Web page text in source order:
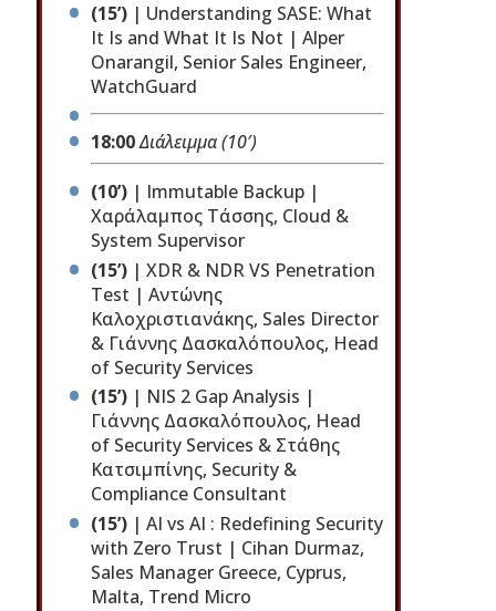
(15’)| Understanding SASE: What
It Is and What It Is Not | Alper
Onarangil, Senior Sales Engineer,
WatchGuard
18:00Διάλειμμα (10′)
(10’)| Immutable Backup |
Χαράλαμπος Τάσσης, Cloud &
System Supervisor
(15’)| XDR & NDR VS Penetration
Test | Αντώνης
Καλοχριστιανάκης, Sales Director
& Γιάννης Δασκαλόπουλος, Head
of Security Services
(15’)| NIS 2 Gap Analysis |
Γιάννης Δασκαλόπουλος, Head
of Security Services & Στάθης
Κατσιμπίνης, Security &
Compliance Consultant
(15’)| AI vs AI : Redefining Security
with Zero Trust | Cihan Durmaz,
Sales Manager Greece, Cyprus,
Malta, Trend Micro